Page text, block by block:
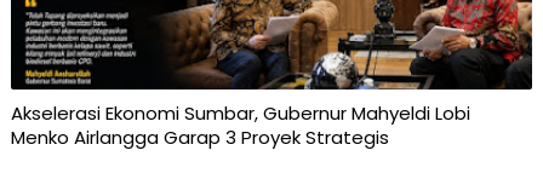
Akselerasi Ekonomi Sumbar, Gubernur Mahyeldi Lobi
Menko Airlangga Garap 3 Proyek Strategis